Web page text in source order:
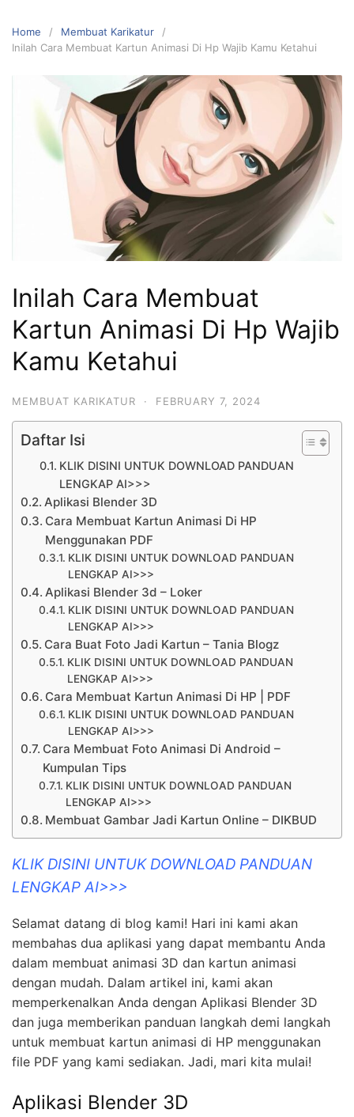
Home
Membuat Karikatur
Inilah Cara Membuat Kartun Animasi Di Hp Wajib Kamu Ketahui
Inilah Cara Membuat
Kartun Animasi Di Hp Wajib
Kamu Ketahui
MEMBUAT KARIKATUR · FEBRUARY 7, 2024
Daftar Isi
KLIK DISINI UNTUK DOWNLOAD PANDUAN
LENGKAP AI>>>
Aplikasi Blender 3D
Cara Membuat Kartun Animasi Di HP
Menggunakan PDF
KLIK DISINI UNTUK DOWNLOAD PANDUAN
LENGKAP AI>>>
Aplikasi Blender 3d – Loker
KLIK DISINI UNTUK DOWNLOAD PANDUAN
LENGKAP AI>>>
Cara Buat Foto Jadi Kartun – Tania Blogz
KLIK DISINI UNTUK DOWNLOAD PANDUAN
LENGKAP AI>>>
Cara Membuat Kartun Animasi Di HP | PDF
KLIK DISINI UNTUK DOWNLOAD PANDUAN
LENGKAP AI>>>
Cara Membuat Foto Animasi Di Android –
Kumpulan Tips
KLIK DISINI UNTUK DOWNLOAD PANDUAN
LENGKAP AI>>>
Membuat Gambar Jadi Kartun Online – DIKBUD
KLIK DISINI UNTUK DOWNLOAD PANDUAN
LENGKAP AI>>>
Selamat datang di blog kami! Hari ini kami akan
membahas dua aplikasi yang dapat membantu Anda
dalam membuat animasi 3D dan kartun animasi
dengan mudah. Dalam artikel ini, kami akan
memperkenalkan Anda dengan Aplikasi Blender 3D
dan juga memberikan panduan langkah demi langkah
untuk membuat kartun animasi di HP menggunakan
file PDF yang kami sediakan. Jadi, mari kita mulai!
Aplikasi Blender 3D